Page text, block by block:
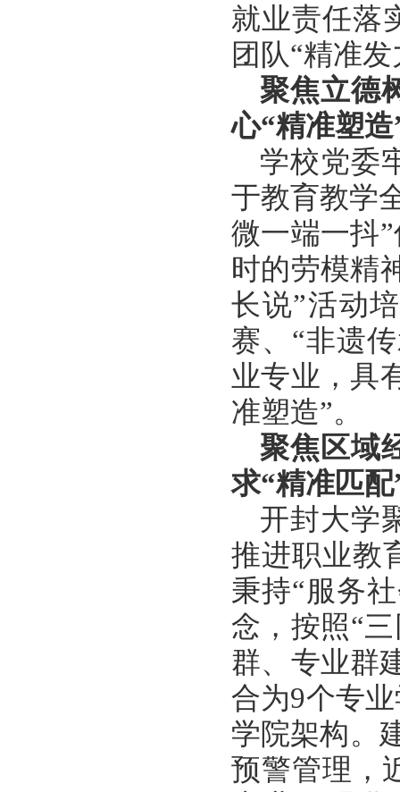
就业责任落
团队“精准发
聚焦立德
心“精准塑造
学校党委
于教育教学
微一端一抖
时的劳模精
长说”活动
赛、“非遗
业专业，具
准塑造”。
聚焦区域
求“精准匹配
开封大学
推进职业教
秉持“服务
念，按照“
群、专业群
合为9个专
学院架构。
预警管理，